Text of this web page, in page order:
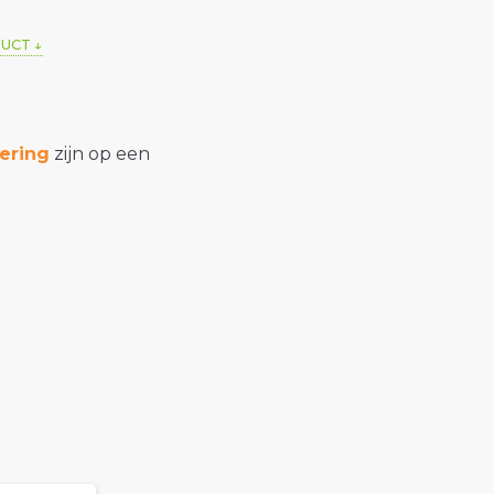
zijn op een